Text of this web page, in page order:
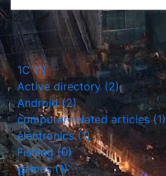
CATEGORIES
1С (1)
Active directory (2)
Android (2)
computer-related articles (1)
electronics (1)
Fishing (0)
games (1)